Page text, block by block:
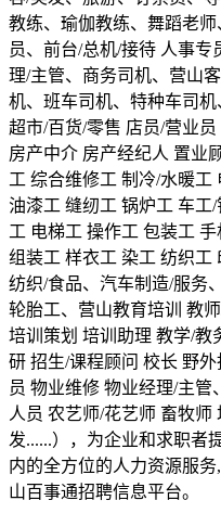
教练、瑜伽教练、舞蹈老
员、前台/总机/接待 人事
理/主管、商务司机、营山
机、班车司机、特种车司机
超市/百货/零售 店员/营业员
房产中介 房产经纪人 置业
工 综合维修工 制冷/水暖工
油漆工 缝纫工 锅炉工 车工
工 电梯工 操作工 包装工
组装工 样衣工 染工 纺织工
纺织/食品、汽车制造/服务
轮胎工、营山教育培训 教
培训策划 培训助理 教学/教
研 招生/课程顾问 校长 野
员 物业维修 物业经理/主管
人员 农艺师/花艺师 畜牧
发......），为企业和求职者
内的全方位的人力资源服
山百事通招聘信息平台。